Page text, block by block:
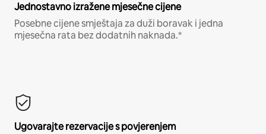
Jednostavno izražene mjesečne cijene
Posebne cijene smještaja za duži boravak i jedna
mjesečna rata bez dodatnih naknada.*
Ugovarajte rezervacije s povjerenjem